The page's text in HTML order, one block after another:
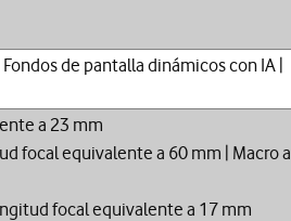
de pantalla dinámicos con IA |
a 23 mm
focal equivalente a 60 mm | Macro a
focal equivalente a 17 mm